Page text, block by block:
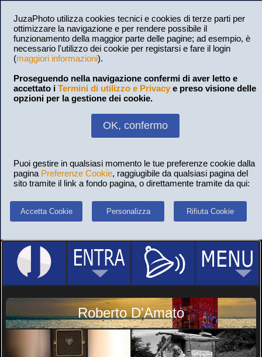
JuzaPhoto utilizza cookies tecnici e cookies di terze parti per
ottimizzare la navigazione e per rendere possibile il
funzionamento della maggior parte delle pagine; ad esempio, è
necessario l'utilizzo dei cookie per registarsi e fare il login
(maggiori informazioni).
Proseguendo nella navigazione confermi di aver letto e
accettato i Termini di utilizzo e Privacy e preso visione delle
opzioni per la gestione dei cookie.
OK, confermo
Puoi gestire in qualsiasi momento le tue preferenze cookie dalla
pagina Preferenze Cookie, raggiugibile da qualsiasi pagina del
sito tramite il link a fondo pagina, o direttamente tramite da qui:
Accetta Cookie Personalizza Rifiuta Cookie
Roberto D'Amato